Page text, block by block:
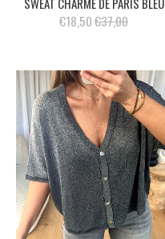
€18,50€37,00